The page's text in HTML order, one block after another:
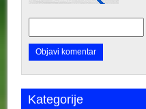
Kategorije